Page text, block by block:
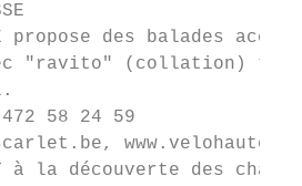
propose des balades
"ravito" (collation)
58 24 59
à la découverte des